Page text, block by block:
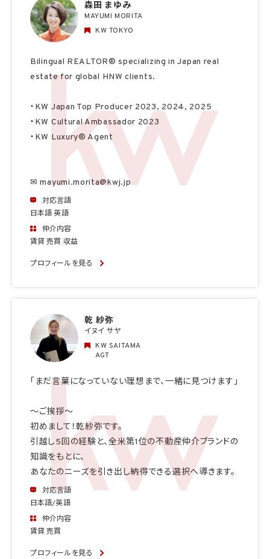
森田 まゆみ
MAYUMI MORITA
KW TOKYO
Bilingual REALTOR® specializing in Japan real
estate for global HNW clients.
・KW Japan Top Producer 2023, 2024, 2025
・KW Cultural Ambassador 2023
・KW Luxury® Agent
✉ mayumi.morita@kwj.jp
対応言語
日本語 英語
仲介内容
賃貸 売買 収益
プロフィールを見る
乾 紗弥
イヌイ サヤ
KW SAITAMA
AGT
「まだ言葉になっていない理想まで、一緒に見つけます」
〜ご挨拶〜
初めまして！乾紗弥です。
引越し5回の経験と、全米第1位の不動産仲介ブランドの
知識をもとに、
あなたのニーズを引き出し納得できる選択へ導きます。
対応言語
日本語/英語
仲介内容
賃貸 売買
プロフィールを見る